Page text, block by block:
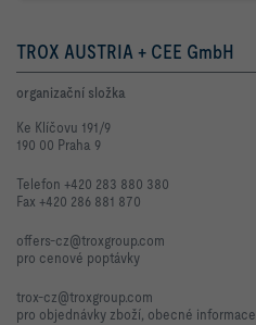
TROX AUSTRIA + CEE GmbH
organizační složka
Ke Klíčovu 191/9
190 00 Praha 9
Telefon +420 283 880 380
Fax +420 286 881 870
offers-cz@troxgroup.com
pro cenové poptávky
trox-cz@troxgroup.com
pro objednávky zboží, obecné informace